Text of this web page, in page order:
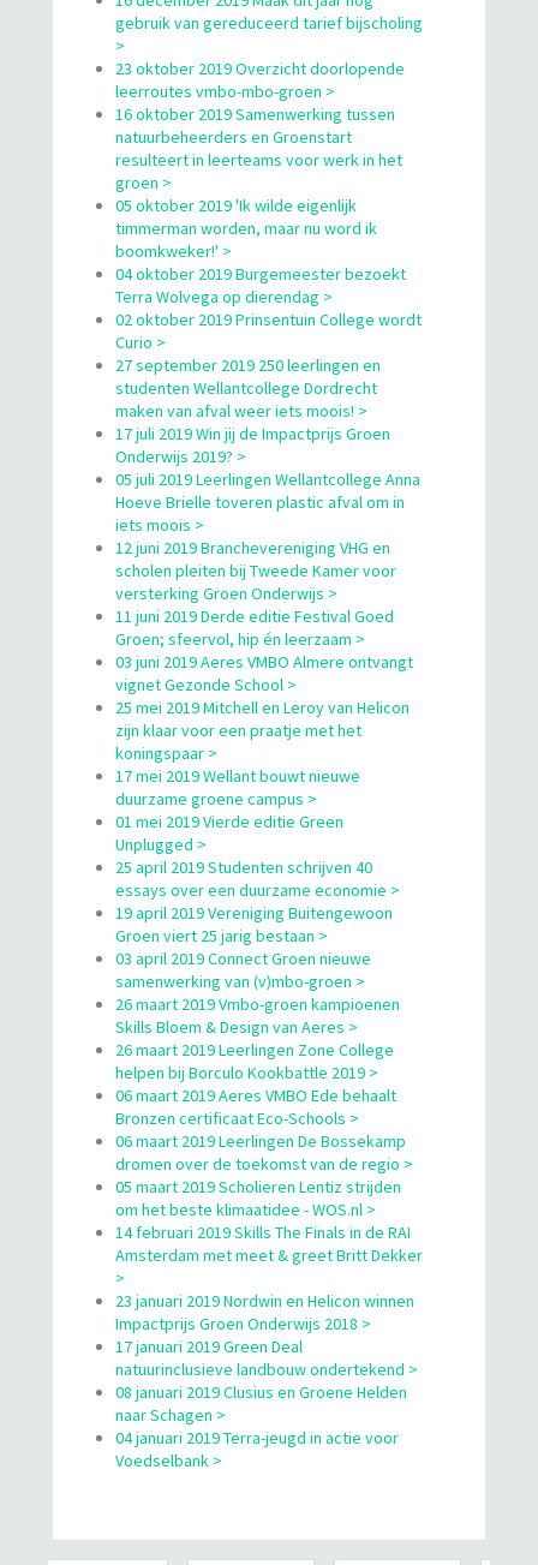
gebruik van gereduceerd tarief bijscholing
>
23 oktober 2019 Overzicht doorlopende
leerroutes vmbo-mbo-groen >
16 oktober 2019 Samenwerking tussen
natuurbeheerders en Groenstart
resulteert in leerteams voor werk in het
groen >
05 oktober 2019 'Ik wilde eigenlijk
timmerman worden, maar nu word ik
boomkweker!' >
04 oktober 2019 Burgemeester bezoekt
Terra Wolvega op dierendag >
02 oktober 2019 Prinsentuin College wordt
Curio >
27 september 2019 250 leerlingen en
studenten Wellantcollege Dordrecht
maken van afval weer iets moois! >
17 juli 2019 Win jij de Impactprijs Groen
Onderwijs 2019? >
05 juli 2019 Leerlingen Wellantcollege Anna
Hoeve Brielle toveren plastic afval om in
iets moois >
12 juni 2019 Branchevereniging VHG en
scholen pleiten bij Tweede Kamer voor
versterking Groen Onderwijs >
11 juni 2019 Derde editie Festival Goed
Groen; sfeervol, hip én leerzaam >
03 juni 2019 Aeres VMBO Almere ontvangt
vignet Gezonde School >
25 mei 2019 Mitchell en Leroy van Helicon
zijn klaar voor een praatje met het
koningspaar >
17 mei 2019 Wellant bouwt nieuwe
duurzame groene campus >
01 mei 2019 Vierde editie Green
Unplugged >
25 april 2019 Studenten schrijven 40
essays over een duurzame economie >
19 april 2019 Vereniging Buitengewoon
Groen viert 25 jarig bestaan >
03 april 2019 Connect Groen nieuwe
samenwerking van (v)mbo-groen >
26 maart 2019 Vmbo-groen kampioenen
Skills Bloem & Design van Aeres >
26 maart 2019 Leerlingen Zone College
helpen bij Borculo Kookbattle 2019 >
06 maart 2019 Aeres VMBO Ede behaalt
Bronzen certificaat Eco-Schools >
06 maart 2019 Leerlingen De Bossekamp
dromen over de toekomst van de regio >
05 maart 2019 Scholieren Lentiz strijden
om het beste klimaatidee - WOS.nl >
14 februari 2019 Skills The Finals in de RAI
Amsterdam met meet & greet Britt Dekker
>
23 januari 2019 Nordwin en Helicon winnen
Impactprijs Groen Onderwijs 2018 >
17 januari 2019 Green Deal
natuurinclusieve landbouw ondertekend >
08 januari 2019 Clusius en Groene Helden
naar Schagen >
04 januari 2019 Terra-jeugd in actie voor
Voedselbank >